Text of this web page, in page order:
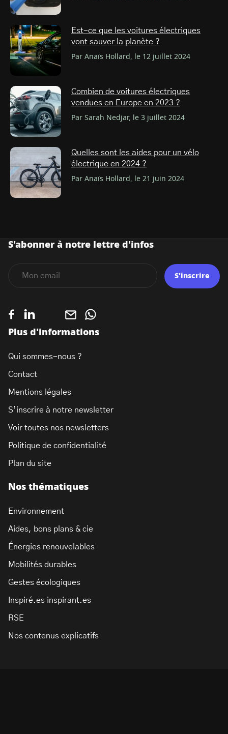
Est-ce que les voitures électriques
vont sauver la planète ?
Par Anaïs Hollard, le 12 juillet 2024
Combien de voitures électriques
vendues en Europe en 2023 ?
Par Sarah Nedjar, le 3 juillet 2024
Quelles sont les aides pour un vélo
électrique en 2024 ?
Par Anaïs Hollard, le 21 juin 2024
Nos thématiques
Environnement
Aides, bons plans & cie
Énergies renouvelables
Mobilités durables
Gestes écologiques
Inspiré.es inspirant.es
RSE
Nos contenus explicatifs
Plus d'informations
Qui sommes-nous ?
Contact
Mentions légales
S’inscrire à notre newsletter
Voir toutes nos newsletters
Politique de confidentialité
Plan du site
S'abonner à notre lettre d'infos
S'inscrire